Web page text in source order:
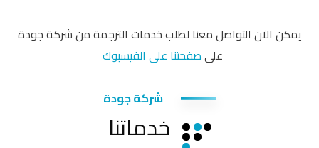
يمكن الآن التواصل معنا لطلب خدمات الترجمة من شركة جودة
علىصفحتنا على الفيسبوك
شركة جودة
خدماتنا